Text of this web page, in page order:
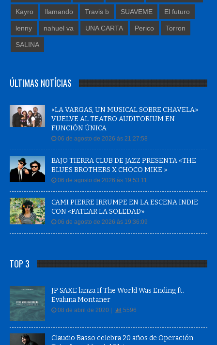
Kayro llamando Travis b SUAVEME El futuro
lenny nahuel va UNA CARTA Perico Torron
SALINA
ÚLTIMAS NOTÍCIAS
«LA VARGAS, UN MUSICAL SOBRE CHAVELA»
VUELVE AL TEATRO AUDITORIUM EN
FUNCIÓN ÚNICA
06 de agosto de 2026 às 21:27:58
BAJO TIERRA CLUB DE JAZZ PRESENTA «THE
BLUES BROTHERS X CHOCO MIKE »
06 de agosto de 2026 às 19:53:11
CAMI PIERRE IRRUMPE EN LA ESCENA INDIE
CON «PATEAR LA SOLEDAD»
06 de agosto de 2026 às 19:36:09
TOP 3
JP SAXE lanza If The World Was Ending ft.
Evaluna Montaner
08 de abril de 2020 | 5596
Claudio Basso celebra 20 años de Operación